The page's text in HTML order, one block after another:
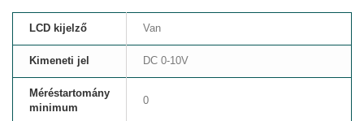
LCD kijelző Van
Kimeneti jel DC 0-10V
Méréstartomány
minimum
0